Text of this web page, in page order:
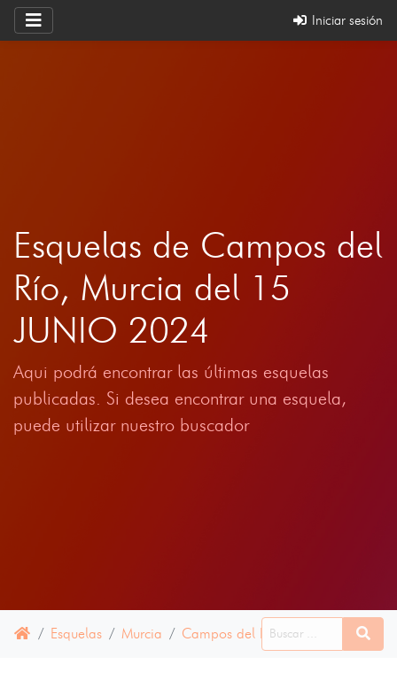
Iniciar sesión
Esquelas de Campos del
Río, Murcia del 15
JUNIO 2024
Aqui podrá encontrar las últimas esquelas
publicadas. Si desea encontrar una esquela,
puede utilizar nuestro buscador
Esquelas Murcia Campos del Río 15 JUNIO 2024